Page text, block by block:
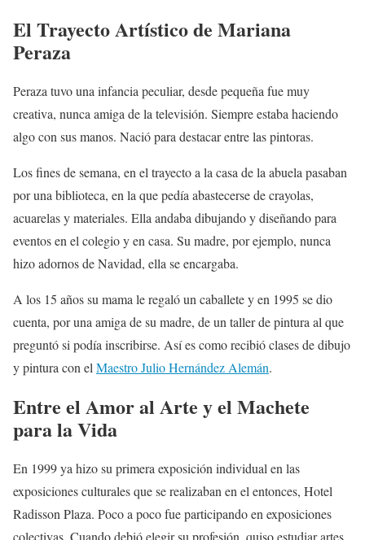
El Trayecto Artístico de Mariana
Peraza
Peraza tuvo una infancia peculiar, desde pequeña fue muy
creativa, nunca amiga de la televisión. Siempre estaba haciendo
algo con sus manos. Nació para destacar entre las pintoras.
Los fines de semana, en el trayecto a la casa de la abuela pasaban
por una biblioteca, en la que pedía abastecerse de crayolas,
acuarelas y materiales. Ella andaba dibujando y diseñando para
eventos en el colegio y en casa. Su madre, por ejemplo, nunca
hizo adornos de Navidad, ella se encargaba.
A los 15 años su mama le regaló un caballete y en 1995 se dio
cuenta, por una amiga de su madre, de un taller de pintura al que
preguntó si podía inscribirse. Así es como recibió clases de dibujo
y pintura con el Maestro Julio Hernández Alemán.
Entre el Amor al Arte y el Machete
para la Vida
En 1999 ya hizo su primera exposición individual en las
exposiciones culturales que se realizaban en el entonces, Hotel
Radisson Plaza. Poco a poco fue participando en exposiciones
colectivas. Cuando debió elegir su profesión, quiso estudiar artes